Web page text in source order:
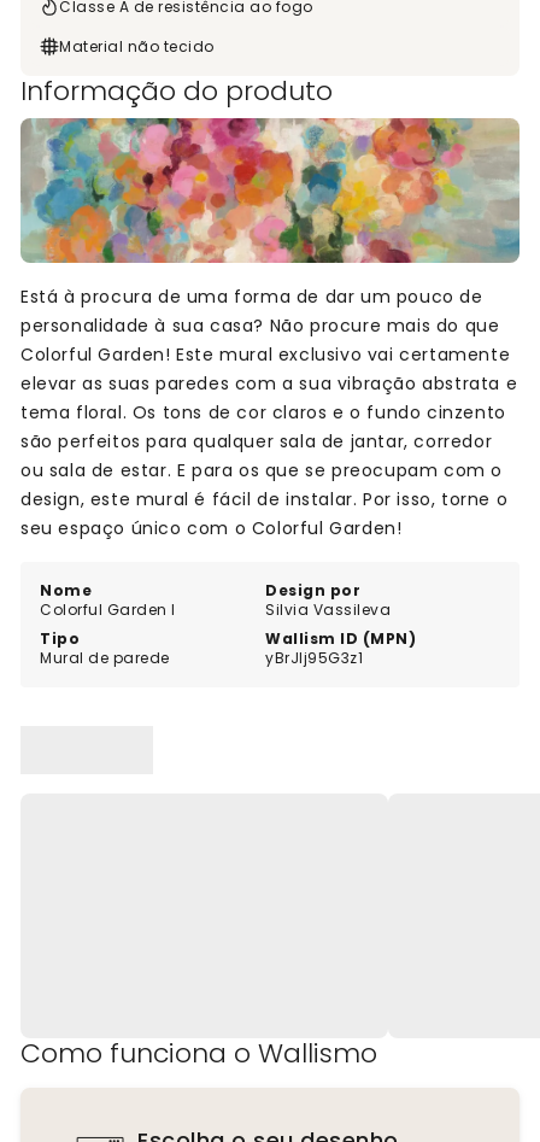
Classe A de resistência ao fogo
Material não tecido
Informação do produto
Nome
Colorful Garden I
Design por
Silvia Vassileva
Tipo
Mural de parede
Wallism ID (MPN)
yBrJlj95G3z1
Está à procura de uma forma de dar um pouco de
personalidade à sua casa? Não procure mais do que
Colorful Garden! Este mural exclusivo vai certamente
elevar as suas paredes com a sua vibração abstrata e
tema floral. Os tons de cor claros e o fundo cinzento
são perfeitos para qualquer sala de jantar, corredor
ou sala de estar. E para os que se preocupam com o
design, este mural é fácil de instalar. Por isso, torne o
seu espaço único com o Colorful Garden!
Como funciona o Wallismo